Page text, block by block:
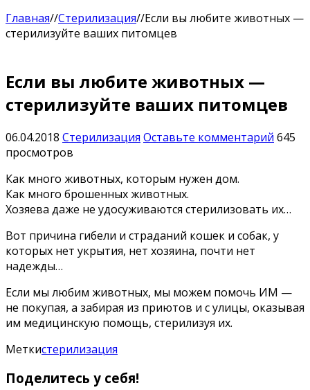
Главная//Стерилизация//Если вы любите животных —
стерилизуйте ваших питомцев
Если вы любите животных —
стерилизуйте ваших питомцев
06.04.2018 Стерилизация Оставьте комментарий 645
просмотров
Как много животных, которым нужен дом.
Как много брошенных животных.
Хозяева даже не удосуживаются стерилизовать их…
Вот причина гибели и страданий кошек и собак, у
которых нет укрытия, нет хозяина, почти нет
надежды…
Если мы любим животных, мы можем помочь ИМ —
не покупая, а забирая из приютов и с улицы, оказывая
им медицинскую помощь, стерилизуя их.
Меткистерилизация
Поделитесь у себя!